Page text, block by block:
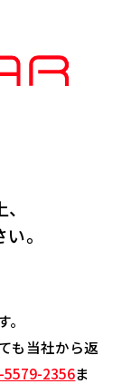
。
も当社から返
5579-2356ま